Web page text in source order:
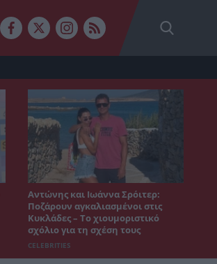
Αντώνης και Ιωάννα Σρόιτερ:
Ποζάρουν αγκαλιασμένοι στις
Κυκλάδες – Το χιουμοριστικό
σχόλιο για τη σχέση τους
CELEBRITIES